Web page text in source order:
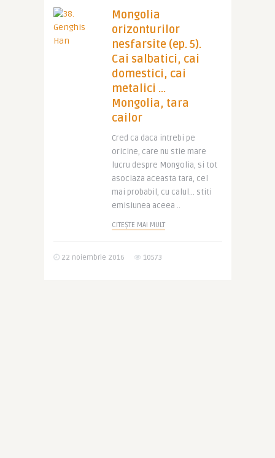
Mongolia
orizonturilor
nesfarsite (ep. 5).
Cai salbatici, cai
domestici, cai
metalici …
Mongolia, tara
cailor
Cred ca daca intrebi pe
oricine, care nu stie mare
lucru despre Mongolia, si tot
asociaza aceasta tara, cel
mai probabil, cu calul… stiti
emisiunea aceea ..
CITEȘTE MAI MULT
22 noiembrie 2016 10573